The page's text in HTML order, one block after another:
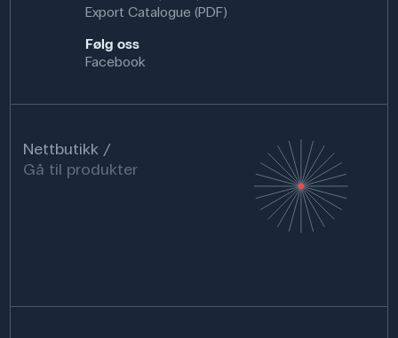
Export Catalogue (PDF)
Følg oss
Facebook
Nettbutikk
Gå til produkter